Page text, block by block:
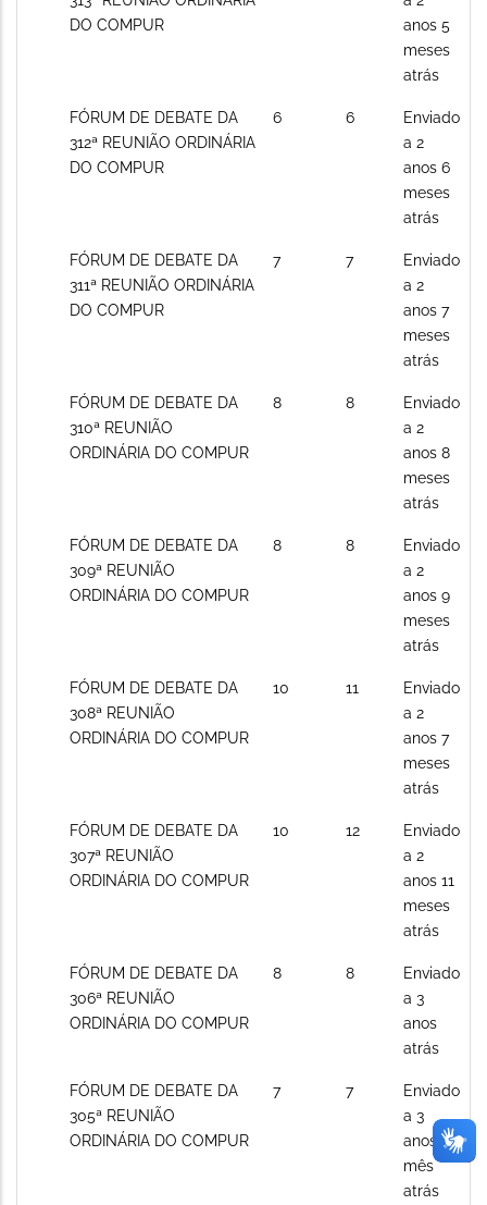
posts
DO COMPUR
anos 5
meses
atrás
Sem
novos
posts
FÓRUM DE DEBATE DA
312ª REUNIÃO ORDINÁRIA
DO COMPUR
6 6
Enviado
a 2
anos 6
meses
atrás
Sem
novos
posts
FÓRUM DE DEBATE DA
311ª REUNIÃO ORDINÁRIA
DO COMPUR
7 7
Enviado
a 2
anos 7
meses
atrás
Sem
novos
posts
FÓRUM DE DEBATE DA
310ª REUNIÃO
ORDINÁRIA DO COMPUR
8 8
Enviado
a 2
anos 8
meses
atrás
Sem
novos
posts
FÓRUM DE DEBATE DA
309ª REUNIÃO
ORDINÁRIA DO COMPUR
8 8
Enviado
a 2
anos 9
meses
atrás
Sem
novos
posts
FÓRUM DE DEBATE DA
308ª REUNIÃO
ORDINÁRIA DO COMPUR
10 11
Enviado
a 2
anos 7
meses
atrás
Sem
novos
posts
FÓRUM DE DEBATE DA
307ª REUNIÃO
ORDINÁRIA DO COMPUR
10 12
Enviado
a 2
anos 11
meses
atrás
Sem
novos
posts
FÓRUM DE DEBATE DA
306ª REUNIÃO
ORDINÁRIA DO COMPUR
8 8
Enviado
a 3
anos
atrás
Sem
novos
posts
FÓRUM DE DEBATE DA
305ª REUNIÃO
ORDINÁRIA DO COMPUR
7 7
Enviado
a 3
anos 1
mês
atrás